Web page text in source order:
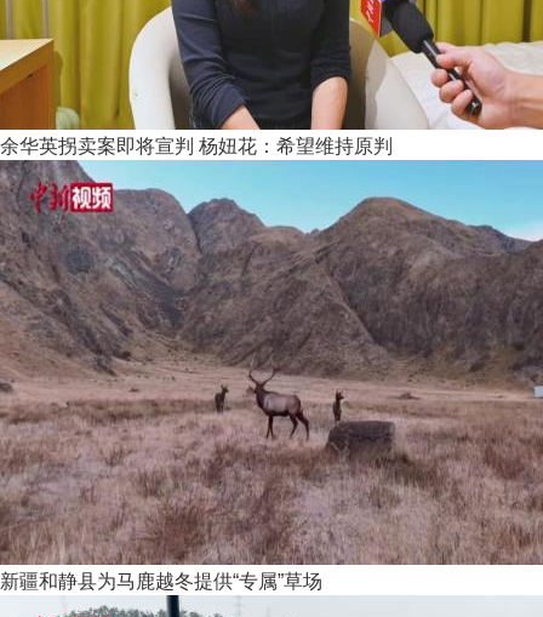
余华英拐卖案即将宣判 杨妞花：希望维持原判
新疆和静县为马鹿越冬提供“专属”草场